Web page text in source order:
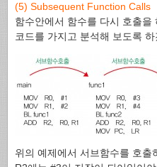
(5) Subsequent Function Calls
함수안에서 함수를 다시 호출을
코드를 가지고 분석해 보도록 하
위의 예제에서 서브함수를 호